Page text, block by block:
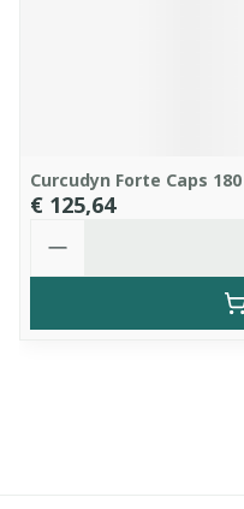
Curcudyn Forte Caps
€ 125,64